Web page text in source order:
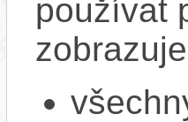
používat